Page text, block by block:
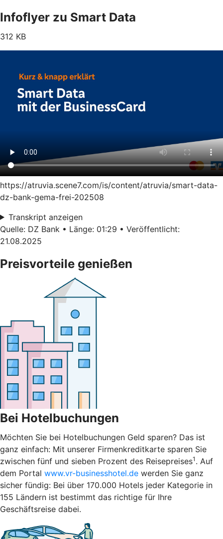
Infoflyer zu Smart Data
312 KB
https://atruvia.scene7.com/is/content/atruvia/smart-data-
dz-bank-gema-frei-202508
Transkript anzeigen
Quelle: DZ Bank • Länge: 01:29 • Veröffentlicht:
21.08.2025
Preisvorteile genießen
Bei Hotelbuchungen
Möchten Sie bei Hotelbuchungen Geld sparen? Das ist
ganz einfach: Mit unserer Firmenkreditkarte sparen Sie
zwischen fünf und sieben Prozent des Reisepreises1 . Auf
dem Portal www.vr-businesshotel.de werden Sie ganz
sicher fündig: Bei über 170.000 Hotels jeder Kategorie in
155 Ländern ist bestimmt das richtige für Ihre
Geschäftsreise dabei.